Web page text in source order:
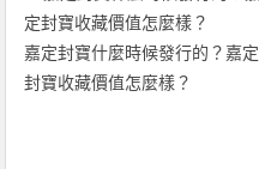
嘉定封寶什麼時候發行的？嘉定
封寶收藏價值怎麼樣？